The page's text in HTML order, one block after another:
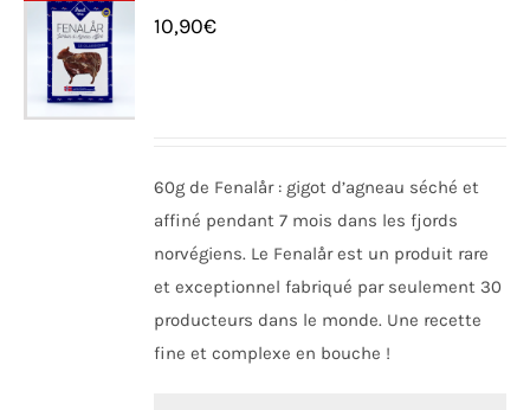
10,90€
60g de Fenalår : gigot d’agneau séché et
affiné pendant 7 mois dans les fjords
norvégiens. Le Fenalår est un produit rare
et exceptionnel fabriqué par seulement 30
producteurs dans le monde. Une recette
fine et complexe en bouche !